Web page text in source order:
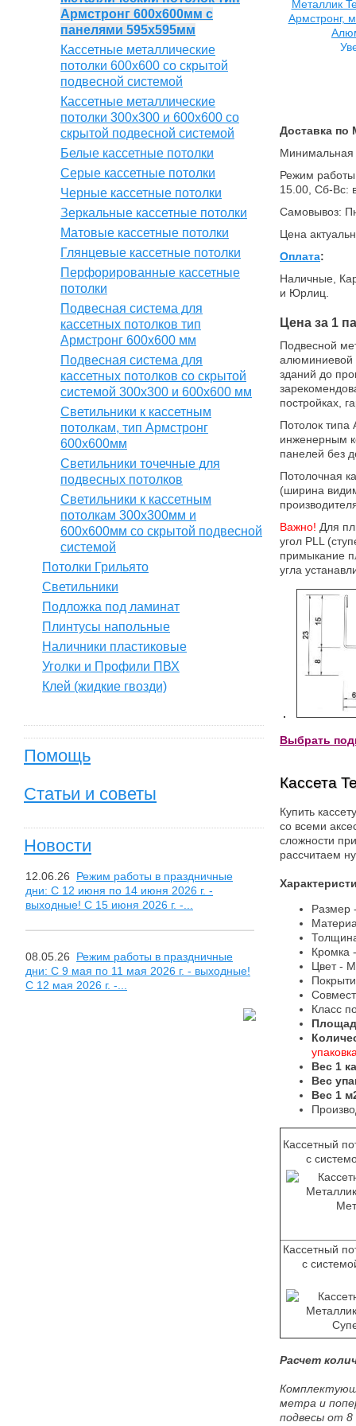
Армстронг 600х600мм с
панелями 595х595мм
Кассетные металлические
потолки 600х600 со скрытой
подвесной системой
Кассетные металлические
потолки 300х300 и 600х600 со
скрытой подвесной системой
Белые кассетные потолки
Серые кассетные потолки
Черные кассетные потолки
Зеркальные кассетные потолки
Матовые кассетные потолки
Глянцевые кассетные потолки
Перфорированные кассетные
потолки
Подвесная система для
кассетных потолков тип
Армстронг 600х600 мм
Подвесная система для
кассетных потолков со скрытой
системой 300х300 и 600х600 мм
Светильники к кассетным
потолкам, тип Армстронг
600х600мм
Светильники точечные для
подвесных потолков
Светильники к кассетным
потолкам 300х300мм и
600х600мм со скрытой подвесной
системой
Потолки Грильято
Светильники
Подложка под ламинат
Плинтусы напольные
Наличники пластиковые
Уголки и Профили ПВХ
Клей (жидкие гвозди)
Помощь
Статьи и советы
Новости
12.06.26
Режим работы в праздничные
дни: С 12 июня по 14 июня 2026 г. -
выходные! С 15 июня 2026 г. -...
08.05.26
Режим работы в праздничные
дни: С 9 мая по 11 мая 2026 г. - выходные!
С 12 мая 2026 г. -...
Доставка по
Минимальная
Режим работы
15.00, Сб-Вс:
Самовывоз:
Цена
Оплата:
Наличные,
и Юрлиц.
Цена за 1
Подвесной
алюминиевой
зданий до
постройках,
Потолок типа
инженерным
панелей без
Потолочная
(ширина
Важно! Для
угол PLL
примыкание
угла
Выбрать
Кассета
Купить
со всеми
сложности
рассчитаем
Размер
Кромка
Цвет -
Класс
Вес 1
Вес
Вес 1
Кассетный
с
Кассетный
с
Расчет
метра и
подвесы от 8